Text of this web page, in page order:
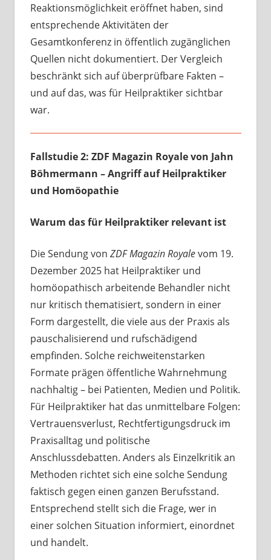
Reaktionsmöglichkeit eröffnet haben, sind
entsprechende Aktivitäten der
Gesamtkonferenz in öffentlich zugänglichen
Quellen nicht dokumentiert. Der Vergleich
beschränkt sich auf überprüfbare Fakten –
und auf das, was für Heilpraktiker sichtbar
war.
Fallstudie 2: ZDF Magazin Royale von Jahn
Böhmermann – Angriff auf Heilpraktiker
und Homöopathie
Warum das für Heilpraktiker relevant ist
Die Sendung von ZDF Magazin Royalevom 19.
Dezember 2025 hat Heilpraktiker und
homöopathisch arbeitende Behandler nicht
nur kritisch thematisiert, sondern in einer
Form dargestellt, die viele aus der Praxis als
pauschalisierend und rufschädigend
empfinden. Solche reichweitenstarken
Formate prägen öffentliche Wahrnehmung
nachhaltig – bei Patienten, Medien und Politik.
Für Heilpraktiker hat das unmittelbare Folgen:
Vertrauensverlust, Rechtfertigungsdruck im
Praxisalltag und politische
Anschlussdebatten. Anders als Einzelkritik an
Methoden richtet sich eine solche Sendung
faktisch gegen einen ganzen Berufsstand.
Entsprechend stellt sich die Frage, wer in
einer solchen Situation informiert, einordnet
und handelt.